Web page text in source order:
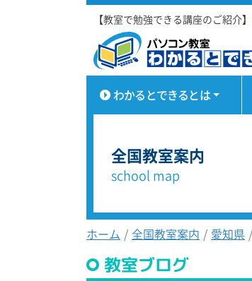
【教室で勉強できる講座のご紹介】
わかるとできるとは
全国教室案内
school map
ホーム 全国教室案内 愛知県
教室ブログ